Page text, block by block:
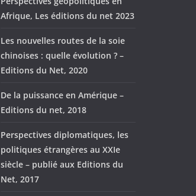
Afrique, Les éditions du net 2023
Les nouvelles routes de la soie
chinoises : quelle évolution ? –
Editions du Net, 2020
De la puissance en Amérique –
Editions du net, 2018
Perspectives diplomatiques, les
politiques étrangères au XXIe
siècle – publié aux Editions du
Net, 2017